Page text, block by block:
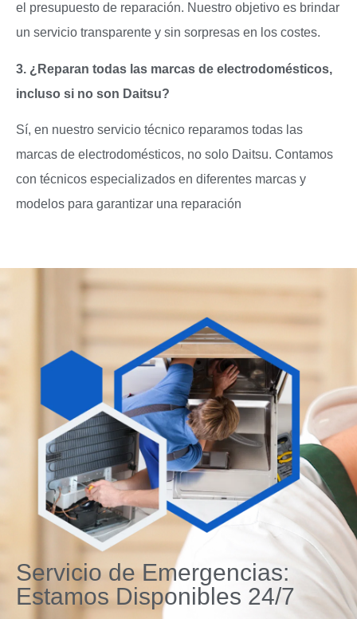
el presupuesto de reparación. Nuestro objetivo es brindar
un servicio transparente y sin sorpresas en los costes.
3. ¿Reparan todas las marcas de electrodomésticos,
incluso si no son Daitsu?
Sí, en nuestro servicio técnico reparamos todas las
marcas de electrodomésticos, no solo Daitsu. Contamos
con técnicos especializados en diferentes marcas y
modelos para garantizar una reparación
Servicio de Emergencias:
Estamos Disponibles 24/7